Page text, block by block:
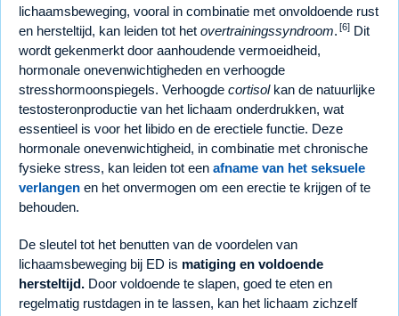
lichaamsbeweging, vooral in combinatie met onvoldoende rust
en hersteltijd, kan leiden tot het overtrainingssyndroom. [6] Dit
wordt gekenmerkt door aanhoudende vermoeidheid,
hormonale onevenwichtigheden en verhoogde
stresshormoonspiegels. Verhoogde cortisolkan de natuurlijke
testosteronproductie van het lichaam onderdrukken, wat
essentieel is voor het libido en de erectiele functie. Deze
hormonale onevenwichtigheid, in combinatie met chronische
fysieke stress, kan leiden tot een afname van het seksuele
verlangen en het onvermogen om een erectie te krijgen of te
behouden.
De sleutel tot het benutten van de voordelen van
lichaamsbeweging bij ED is matiging en voldoende
hersteltijd. Door voldoende te slapen, goed te eten en
regelmatig rustdagen in te lassen, kan het lichaam zichzelf